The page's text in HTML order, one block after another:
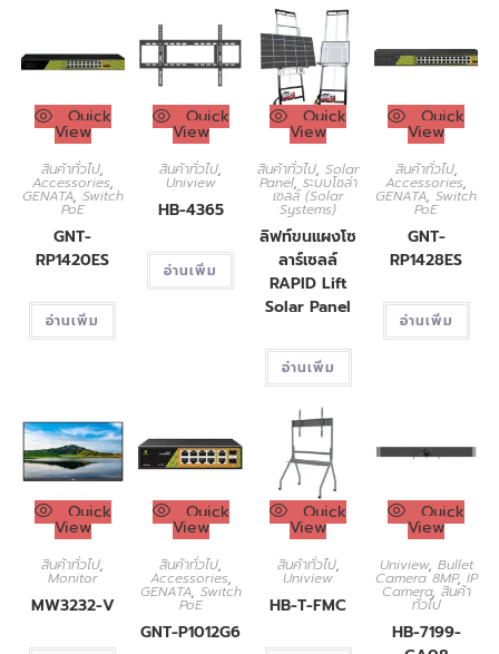
Quick
View
สินค้าทั่วไป,
Accessories,
GENATA, Switch
PoE
GNT-
RP1420ES
อ่านเพิ่ม
Quick
View
สินค้าทั่วไป,
Uniview
HB-4365
อ่านเพิ่ม
Quick
View
สินค้าทั่วไป, Solar
Panel, ระบบโซล่า
เซลล์ (Solar
Systems)
ลิฟท์ขนแผงโซ
ลาร์เซลล์
RAPID Lift
Solar Panel
อ่านเพิ่ม
Quick
View
สินค้าทั่วไป,
Accessories,
GENATA,Switch
PoE
GNT-
RP1428ES
อ่านเพิ่ม
Quick
View
สินค้าทั่วไป,
Monitor
MW3232-V
Quick
View
สินค้าทั่วไป,
Accessories,
GENATA, Switch
PoE
GNT-P1012G6
Quick
View
สินค้าทั่วไป,
Uniview
HB-T-FMC
Quick
View
Uniview, Bullet
Camera 8MP, IP
Camera, สินค้า
ทั่วไป
HB-7199-